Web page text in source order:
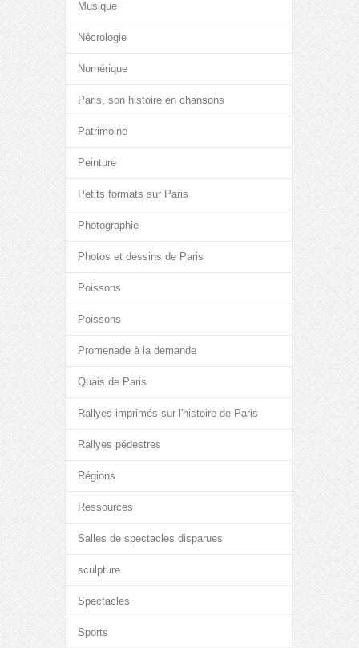
Musique
Nécrologie
Numérique
Paris, son histoire en chansons
Patrimoine
Peinture
Petits formats sur Paris
Photographie
Photos et dessins de Paris
Poissons
Poissons
Promenade à la demande
Quais de Paris
Rallyes imprimés sur l'histoire de Paris
Rallyes pédestres
Régions
Ressources
Salles de spectacles disparues
sculpture
Spectacles
Sports